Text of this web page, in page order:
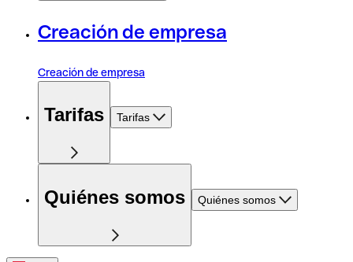
Creación de empresa
Creación de empresa
Tarifas Tarifas
Quiénes somos Quiénes somos